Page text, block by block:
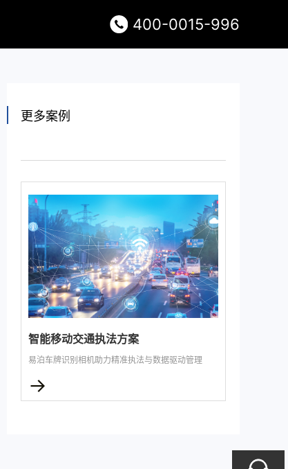
400-0015-996
更多案例
智能移动交通执法方案
易泊车牌识别相机助力精准执法与数据驱动管理
→